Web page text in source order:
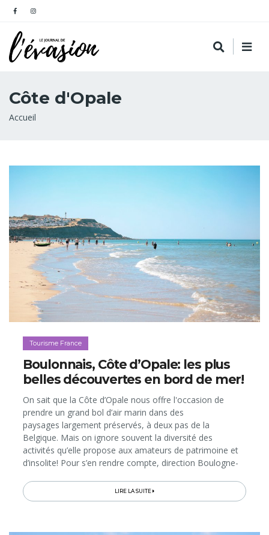
Côte d'Opale
Fil
Accueil
Tourisme France
Boulonnais, Côte d’Opale: les plus
belles découvertes en bord de mer!
On sait que la Côte d’Opale nous offre l'occasion de
prendre un grand bol d’air marin dans des
paysages largement préservés, à deux pas de la
Belgique. Mais on ignore souvent la diversité des
activités qu’elle propose aux amateurs de patrimoine et
d’insolite! Pour s’en rendre compte, direction Boulogne-
stations balnéaires de Wimereux...
LIRE LA SUITE